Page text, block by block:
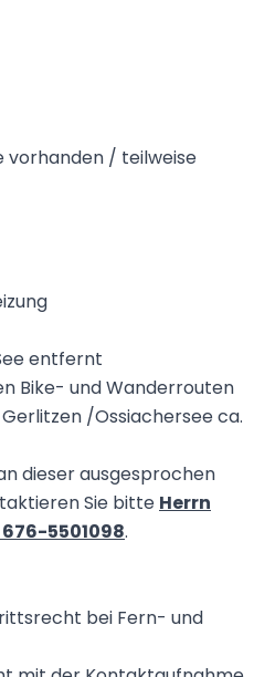
vorhanden / teilweise
entfernt
Bike- und Wanderrouten
/Ossiachersee ca.
dieser ausgesprochen
Sie bitte Herrn
5501098.
bei Fern- und